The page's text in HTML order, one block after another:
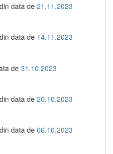
data de 21.11.2023
data de 14.11.2023
de 31.10.2023
data de 20.10.2023
data de 06.10.2023